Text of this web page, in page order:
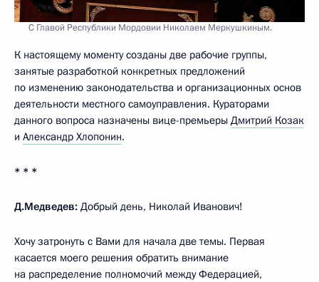
С Главой Республики Мордовии Николаем Меркушкиным.
К настоящему моменту созданы две рабочие группы,
занятые разработкой конкретных предложений
по изменению законодательства и организационных основ
деятельности местного самоуправления. Кураторами
данного вопроса назначены вице-премьеры Дмитрий Козак
и Александр Хлопонин.
* * *
Д.Медведев: Добрый день, Николай Иванович!
Хочу затронуть с Вами для начала две темы. Первая
касается моего решения обратить внимание
на распределение полномочий между Федерацией,